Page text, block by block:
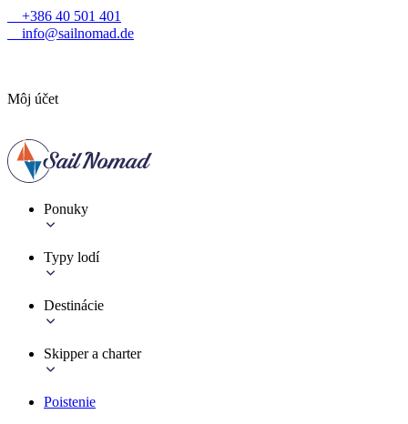
+386 40 501 401
info@sailnomad.de
Môj účet
Ponuky
Typy lodí
Destinácie
Skipper a charter
Poistenie